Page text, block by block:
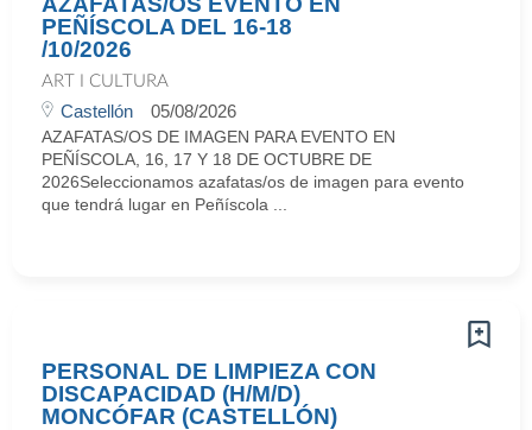
PEÑÍSCOLA DEL 16-18
/10/2026
ART I CULTURA
Castellón 05/08/2026
AZAFATAS/OS DE IMAGEN PARA EVENTO EN
PEÑÍSCOLA, 16, 17 Y 18 DE OCTUBRE DE
2026Seleccionamos azafatas/os de imagen para evento
que tendrá lugar en Peñíscola ...
PERSONAL DE LIMPIEZA CON
DISCAPACIDAD (H/M/D)
MONCÓFAR (CASTELLÓN)